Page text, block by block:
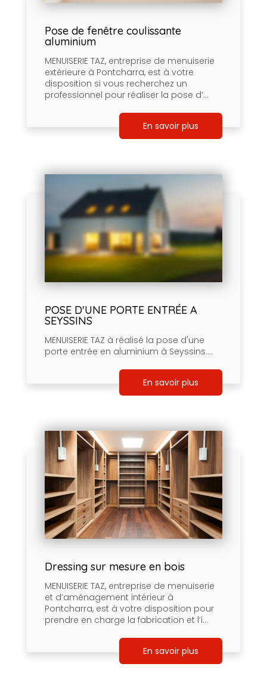
Pose de fenêtre coulissante
aluminium
MENUISERIE TAZ, entreprise de menuiserie
extérieure à Pontcharra, est à votre
disposition si vous recherchez un
professionnel pour réaliser la pose d’...
En savoir plus
POSE D'UNE PORTE ENTRÉE A
SEYSSINS
MENUISERIE TAZ à réalisé la pose d'une
porte entrée en aluminium à Seyssins....
En savoir plus
Dressing sur mesure en bois
MENUISERIE TAZ, entreprise de menuiserie
et d’aménagement intérieur à
Pontcharra, est à votre disposition pour
prendre en charge la fabrication et l’i...
En savoir plus